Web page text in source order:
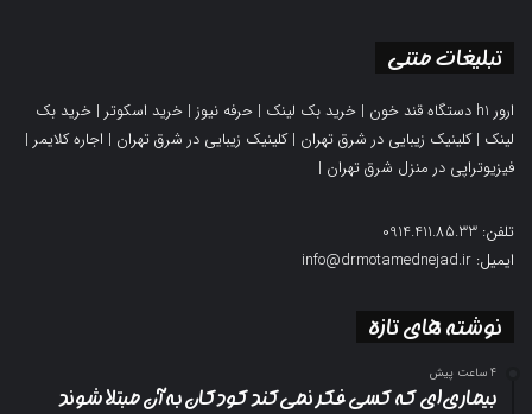
تبلیغات متنی
ارور h1 دستگاه قند خون | خرید بک لینک | حرفه نیوز | خرید اسکوتر | خرید بک
لینک |کلینیک زیبایی در شرق تهران |کلینیک زیبایی در شرق تهران | اجاره کلایمر |
فیزیوتراپی در منزل شرق تهران |
تلفن: 0914.411.85.33
ایمیل: info@drmotamednejad.ir
نوشته های تازه
4 ساعت پیش
بیماری‌ای که کسی فکر نمی‌کند کودکان به آن مبتلا شوند